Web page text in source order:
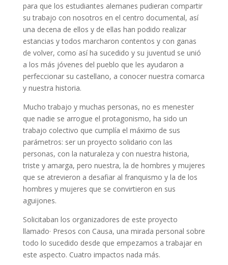
para que los estudiantes alemanes pudieran compartir
su trabajo con nosotros en el centro documental, así
una decena de ellos y de ellas han podido realizar
estancias y todos marcharon contentos y con ganas
de volver, como así ha sucedido y su juventud se unió
a los más jóvenes del pueblo que les ayudaron a
perfeccionar su castellano, a conocer nuestra comarca
y nuestra historia.
Mucho trabajo y muchas personas, no es menester
que nadie se arrogue el protagonismo, ha sido un
trabajo colectivo que cumplía el máximo de sus
parámetros: ser un proyecto solidario con las
personas, con la naturaleza y con nuestra historia,
triste y amarga, pero nuestra, la de hombres y mujeres
que se atrevieron a desafiar al franquismo y la de los
hombres y mujeres que se convirtieron en sus
aguijones.
Solicitaban los organizadores de este proyecto
llamado· Presos con Causa, una mirada personal sobre
todo lo sucedido desde que empezamos a trabajar en
este aspecto. Cuatro impactos nada más.